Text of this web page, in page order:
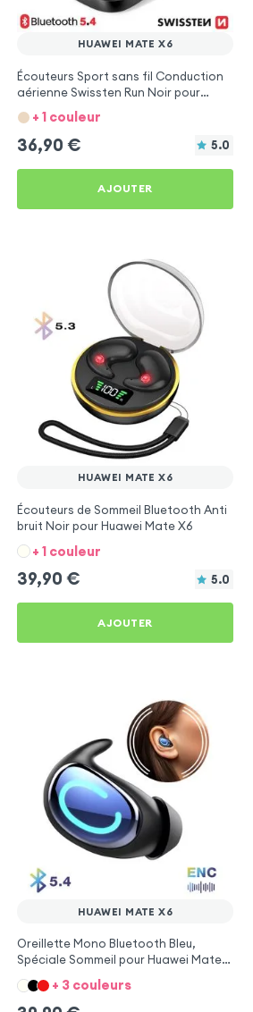
HUAWEI MATE X6
Écouteurs Sport sans fil Conduction
aérienne Swissten Run Noir pour
Huawei Mate X6
+ 1 couleur
36,90 € 5.0
AJOUTER
HUAWEI MATE X6
Écouteurs de Sommeil Bluetooth Anti
bruit Noir pour Huawei Mate X6
+ 1 couleur
39,90 € 5.0
AJOUTER
HUAWEI MATE X6
Oreillette Mono Bluetooth Bleu,
Spéciale Sommeil pour Huawei Mate
X6
+ 3 couleurs